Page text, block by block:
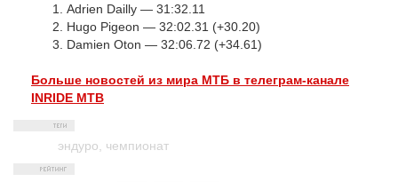
Adrien Dailly — 31:32.11
Hugo Pigeon — 32:02.31 (+30.20)
Damien Oton — 32:06.72 (+34.61)
Больше новостей из мира МТБ в телеграм-канале
INRIDE MTB
эндуро чемпионат